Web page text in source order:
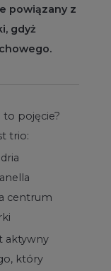
powiązany z
gdyż
to pojęcie?
trio:
centrum
aktywny
który